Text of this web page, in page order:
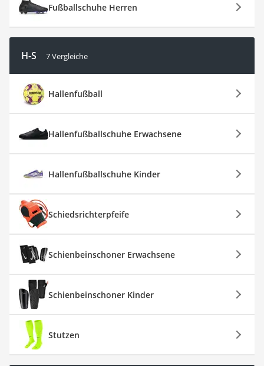
Fußballschuhe Herren
H-S 7 Vergleiche
Hallenfußball
Hallenfußballschuhe Erwachsene
Hallenfußballschuhe Kinder
Schiedsrichterpfeife
Schienbeinschoner Erwachsene
Schienbeinschoner Kinder
Stutzen